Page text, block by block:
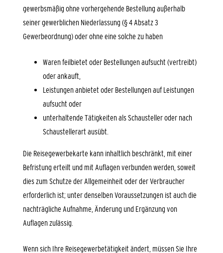
gewerbsmäßig ohne vorhergehende Bestellung außerhalb
seiner gewerblichen Niederlassung (§ 4 Absatz 3
Gewerbeordnung) oder ohne eine solche zu haben
Waren feilbietet oder Bestellungen aufsucht (vertreibt)
oder ankauft,
Leistungen anbietet oder Bestellungen auf Leistungen
aufsucht oder
unterhaltende Tätigkeiten als Schausteller oder nach
Schaustellerart ausübt.
Die Reisegewerbekarte kann inhaltlich beschränkt, mit einer
Befristung erteilt und mit Auflagen verbunden werden, soweit
dies zum Schutze der Allgemeinheit oder der Verbraucher
erforderlich ist; unter denselben Voraussetzungen ist auch die
nachträgliche Aufnahme, Änderung und Ergänzung von
Auflagen zulässig.
Wenn sich Ihre Reisegewerbetätigkeit ändert, müssen Sie Ihre